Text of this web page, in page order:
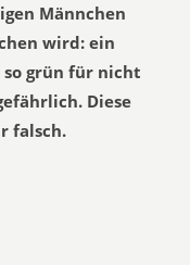
Männchen
wird: ein
grün für nicht
Diese
falsch.